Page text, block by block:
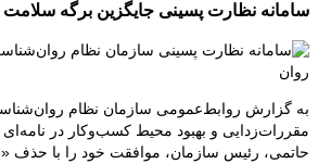
سامانه نظارت پسینی جایگزین برگه
به گزارش روابط‌عمومی سازمان نظام
مقررات‌زدایی و بهبود محیط کسب‌وکار در
حاتمی، رئیس سازمان، موافقت خود را با حذف